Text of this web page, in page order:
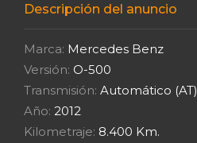
Descripción del anuncio
Marca: Mercedes Benz
Versión: O-500
Transmisión: Automático (AT)
Año: 2012
Kilometraje: 8.400 Km.